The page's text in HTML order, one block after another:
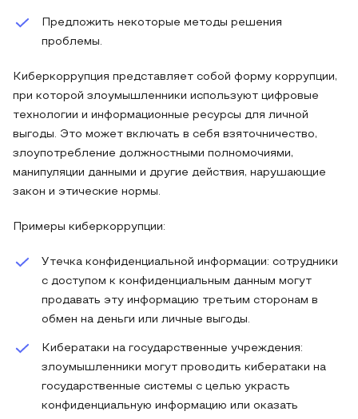
Предложить некоторые методы решения
проблемы.
Киберкоррупция представляет собой форму коррупции,
при которой злоумышленники используют цифровые
технологии и информационные ресурсы для личной
выгоды. Это может включать в себя взяточничество,
злоупотребление должностными полномочиями,
манипуляции данными и другие действия, нарушающие
закон и этические нормы.
Примеры киберкоррупции:
Утечка конфиденциальной информации: сотрудники
с доступом к конфиденциальным данным могут
продавать эту информацию третьим сторонам в
обмен на деньги или личные выгоды.
Кибератаки на государственные учреждения:
злоумышленники могут проводить кибератаки на
государственные системы с целью украсть
конфиденциальную информацию или оказать